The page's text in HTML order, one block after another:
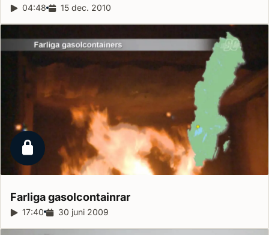
Reportagelängd:
04:48 Releasedatum:
15 dec. 2010
Låst reportage
Farligagasolcontainrar
Reportagelängd:
17:40 Releasedatum:
30 juni 2009